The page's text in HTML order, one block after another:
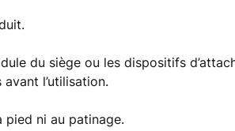
du siège ou les dispositifs
l’utilisation.
pied ni au patinage.